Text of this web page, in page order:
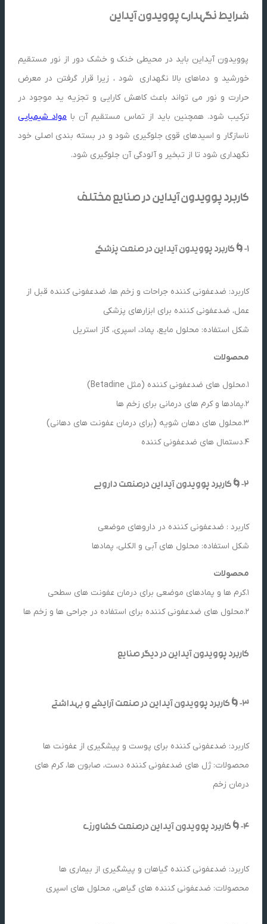
شرایط نگهداریپوویدون آیداین
پوویدون آیداین باید در محیطی خنک و خشک دور از نور مستقیم
خورشید و دماهای بالا نگهداری شود ، زیرا قرار گرفتن در معرض
حرارت و نور می تواند باعث کاهش کارایی و تجزیه ید موجود در
ترکیب شود. همچنین باید از تماس مستقیم آن با مواد شیمیایی
ناسازگار و اسیدهای قوی جلوگیری شود و در بسته بندی اصلی خود
نگهداری شود تا از تبخیر و آلودگی آن جلوگیری شود.
کاربرد پوویدون آیداین در صنایع مختلف
1-🌀کاربرد پوویدون آیداین در صنعت پزشکی
کاربرد: ضدعفونی کننده جراحات و زخم ها، ضدعفونی کننده قبل از
عمل، ضدعفونی کننده برای ابزارهای پزشکی
شکل استفاده: محلول مایع، پماد، اسپری، گاز استریل
محصولات
1.محلول های ضدعفونی کننده (مثل Betadine)
2.پمادها و کرم های درمانی برای زخم ها
3.محلول های دهان شویه (برای درمان عفونت های دهانی)
4.دستمال های ضدعفونی کننده
2-🌀کاربرد پوویدون آیداین درصنعت دارویی
کاربرد : ضدعفونی کننده در داروهای موضعی
شکل استفاده: محلول های آبی و الکلی، پمادها
محصولات
1.کرم ها و پمادهای موضعی برای درمان عفونت های سطحی
2.محلول های ضدعفونی کننده برای استفاده در جراحی ها و زخم ها
کاربرد پوویدون آیداین در دیگر صنایع
3-🌀کاربرد پوویدون آیداین در صنعت آرایشی و بهداشتی
کاربرد: ضدعفونی کننده برای پوست و پیشگیری از عفونت ها
محصولات: ژل های ضدعفونی کننده دست، صابون ها، کرم های
درمان زخم
4-🌀کاربرد پوویدون آیداین درصنعت کشاورزی
کاربرد: ضدعفونی کننده گیاهان و پیشگیری از بیماری ها
محصولات: ضدعفونی کننده های گیاهی، محلول های اسپری